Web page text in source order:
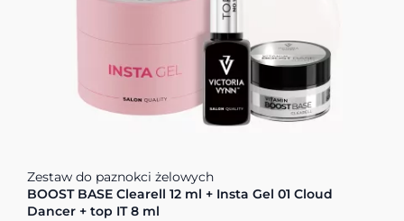
Zestaw do paznokci żelowych
BOOST BASE Clearell 12 ml + Insta Gel 01 Cloud
Dancer + top IT 8 ml
Cena zależy od opcji wybranych na stronie produktu